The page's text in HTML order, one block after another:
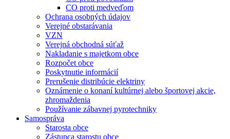
CO proti medveďom
Ochrana osobných údajov
Verejné obstarávania
VZN
Verejná obchodná súťaž
Nakladanie s majetkom obce
Rozpočet obce
Poskytnutie informácií
Prerušenie distribúcie elektriny
Oznámenie o konaní kultúrnej alebo športovej akcie,
zhromaždenia
Používanie zábavnej pyrotechniky
Samospráva
Starosta obce
Zástupca starostu obce